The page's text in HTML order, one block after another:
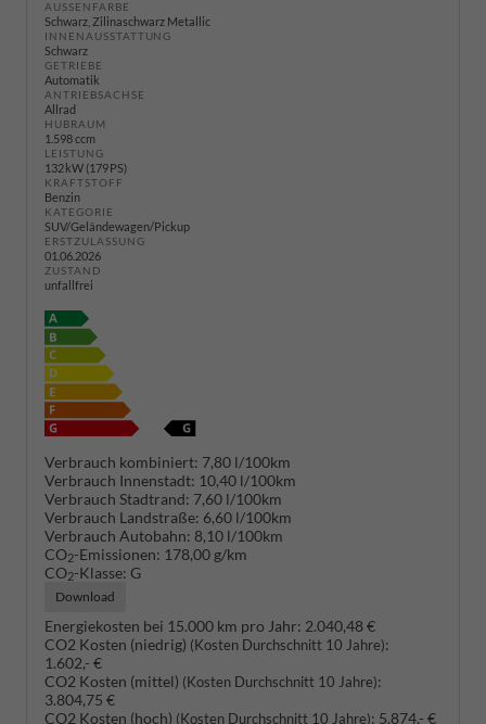
AUSSENFARBE
Schwarz, Zilinaschwarz Metallic
INNENAUSSTATTUNG
Schwarz
GETRIEBE
Automatik
ANTRIEBSACHSE
Allrad
HUBRAUM
1.598 ccm
LEISTUNG
132 kW (179 PS)
KRAFTSTOFF
Benzin
KATEGORIE
SUV/Geländewagen/Pickup
ERSTZULASSUNG
01.06.2026
ZUSTAND
unfallfrei
Verbrauch kombiniert: 7,80 l/100km
Verbrauch Innenstadt: 10,40 l/100km
Verbrauch Stadtrand: 7,60 l/100km
Verbrauch Landstraße: 6,60 l/100km
Verbrauch Autobahn: 8,10 l/100km
CO2-Emissionen: 178,00 g/km
CO2-Klasse: G
Download
Energiekosten bei 15.000 km pro Jahr: 2.040,48 €
CO2 Kosten (niedrig) (Kosten Durchschnitt 10 Jahre):
1.602,- €
CO2 Kosten (mittel) (Kosten Durchschnitt 10 Jahre):
3.804,75 €
CO2 Kosten (hoch) (Kosten Durchschnitt 10 Jahre): 5.874,- €